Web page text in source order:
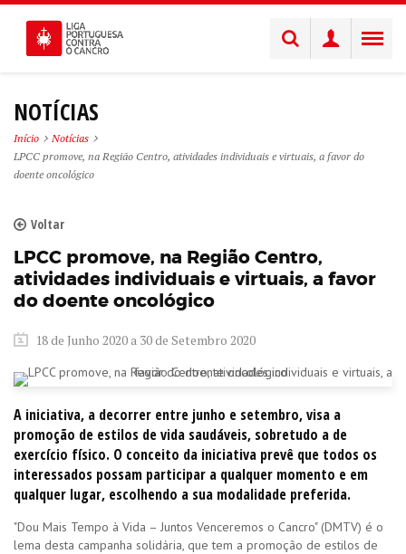
NOTÍCIAS
Início
Notícias
LPCC promove, na Região Centro, atividades individuais e virtuais, a favor do
doente oncológico
Voltar
LPCC promove, na Região Centro,
atividades individuais e virtuais, a favor
do doente oncológico
18 de Junho 2020 a 30 de Setembro 2020
A iniciativa, a decorrer entre junho e setembro, visa a
promoção de estilos de vida saudáveis, sobretudo a de
exercício físico. O conceito da iniciativa prevê que todos os
interessados possam participar a qualquer momento e em
qualquer lugar, escolhendo a sua modalidade preferida.
"Dou Mais Tempo à Vida – Juntos Venceremos o Cancro" (DMTV) é o
lema desta campanha solidária, que tem a promoção de estilos de